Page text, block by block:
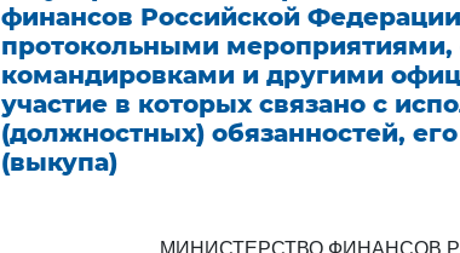
финансов Российской
протокольными
командировками и другими
участие в которых связано с
(должностных) обязанностей,
(выкупа)
МИНИСТЕРСТВО ФИНАНСОВ